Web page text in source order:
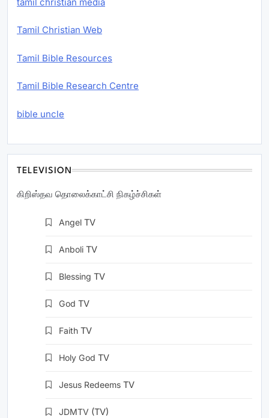
Tamil Christian Web
Tamil Bible Resources
Tamil Bible Research Centre
bible uncle
TELEVISION
கிறிஸ்தவ தொலைக்காட்சி நிகழ்ச்சிகள்
Angel TV
Anboli TV
Blessing TV
God TV
Faith TV
Holy God TV
Jesus Redeems TV
JDMTV (TV)